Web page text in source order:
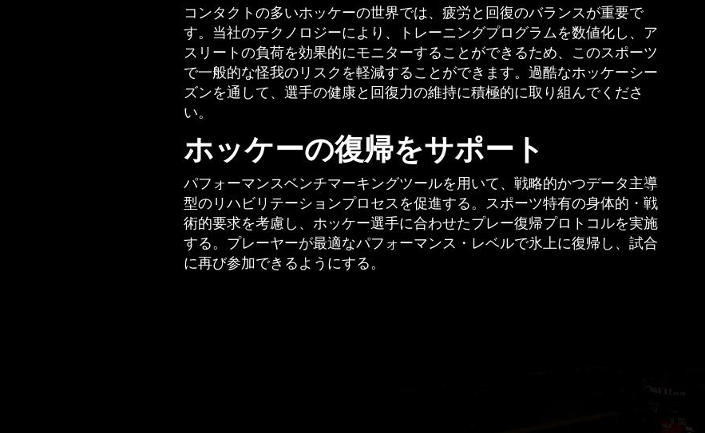
コンタクトの多いホッケーの世界では、疲労と回復のバランスが重要で
す。当社のテクノロジーにより、トレーニングプログラムを数値化し、ア
スリートの負荷を効果的にモニターすることができるため、このスポーツ
で一般的な怪我のリスクを軽減することができます。過酷なホッケーシー
ズンを通して、選手の健康と回復力の維持に積極的に取り組んでくださ
い。
ホッケーの復帰をサポート
パフォーマンスベンチマーキングツールを用いて、戦略的かつデータ主導
型のリハビリテーションプロセスを促進する。スポーツ特有の身体的・戦
術的要求を考慮し、ホッケー選手に合わせたプレー復帰プロトコルを実施
する。プレーヤーが最適なパフォーマンス・レベルで氷上に復帰し、試合
に再び参加できるようにする。